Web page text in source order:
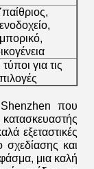
τύποι για τις
Shenzhen που
εξεταστικές
σχεδίασης και
μια καλή